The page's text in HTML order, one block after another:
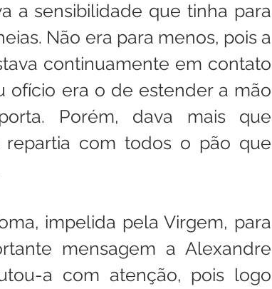
a sensibilidade que tinha para
Não era para menos, pois a
continuamente em contato
ofício era o de estender a mão
Porém, dava mais que
repartia com todos o pão que
impelida pela Virgem, para
mensagem a Alexandre
a com atenção, pois logo